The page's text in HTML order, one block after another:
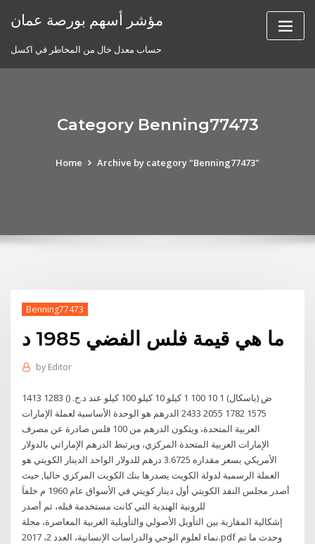
مؤشر أسهم بورصة عمان
حساب معدل خال من المخاطر في اكسل
Category Benning77473
Home Archive by category "Benning77473"
Benning77473
ما هي قيمة فلس الفضي 1985 د
by Editor
ض (باسكال) 1 10 100 1 كيلو 10 كيلو 100 كيلو عند د.ح. () 1283 1413
1575 1782 2055 2433 الدرهم هو الوحدة الأساسية لعملة الإمارات
العربية المتحدة، ويتكون الدرهم من 100 فلس صادرة عن مصرف
الإمارات العربية المتحدة المركزي، ويرتبط الدرهم الإماراتي بالدولار
الأمريكي بسعر مقداره 3.6725 درهم للدولار الواحد الدينار الكويتي هو
العملة الرسمية لدولة الكويت يصدرها بنك الكويت المركزي حاليا, حيث
أصدر مجلس النقد الكويتي أول دينار كويتي في الأسواق عام 1960 م خلفاَ
للروبية الهندية التي كانت مستخدمة قبله، ثم أصدر
إشكالية المقاربة بين التأويل الأصولي والتأويلية الغربية المعاصرة، مجلة
نماء لعلوم الوحي والدراسات الإنسانية، العدد 2، 2017.pdf وحدث ما تم